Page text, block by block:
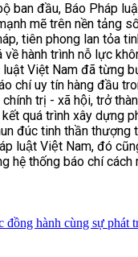
ban đầu, Báo Pháp
mẽ trên nền tảng
tiên phong lan tỏa
hành trình nỗ lực
Việt Nam đã từng
chí uy tín hàng đầu
trị - xã hội, trở
quá trình xây dựng
đúc tinh thần
luật Việt Nam, đó
hệ thống báo chí cách
hành cùng sự phát